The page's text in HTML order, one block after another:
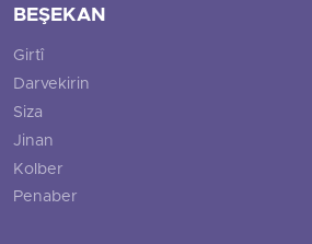
BEŞEKAN
Girtî
Darvekirin
Siza
Jinan
Kolber
Penaber